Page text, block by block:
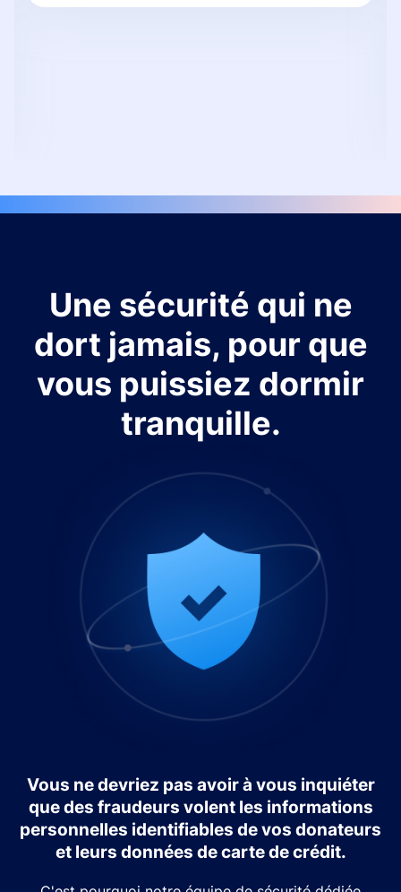
Une sécurité qui ne
dort jamais, pour que
vous puissiez dormir
tranquille.
Vous ne devriez pas avoir à vous inquiéter
que des fraudeurs volent les informations
personnelles identifiables de vos donateurs
et leurs données de carte de crédit.